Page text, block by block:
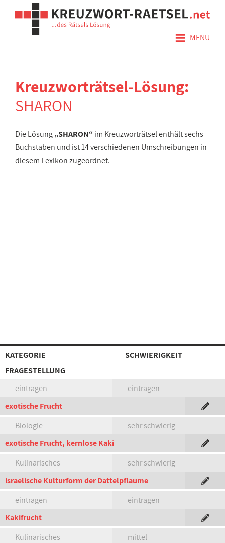
≡ MENÜ
Kreuzworträtsel-Lösung:
SHARON
Die Lösung„SHARON“ im Kreuzworträtsel enthält sechs
Buchstaben und ist 14 verschiedenen Umschreibungen in
diesem Lexikon zugeordnet.
KATEGORIE
SCHWIERIGKEIT
FRAGESTELLUNG
eintragen
eintragen
exotische Frucht
Biologie
sehr schwierig
exotische Frucht, kernlose Kaki
Kulinarisches
sehr schwierig
israelische Kulturform der Dattelpflaume
eintragen
eintragen
Kakifrucht
Kulinarisches
mittel